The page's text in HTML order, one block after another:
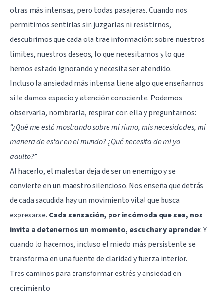
otras más intensas, pero todas pasajeras. Cuando nos
permitimos sentirlas sin juzgarlas ni resistirnos,
descubrimos que cada ola trae información: sobre nuestros
límites, nuestros deseos, lo que necesitamos y lo que
hemos estado ignorando y necesita ser atendido.
Incluso la ansiedad más intensa tiene algo que enseñarnos
si le damos espacio y atención consciente. Podemos
observarla, nombrarla, respirar con ella y preguntarnos:
“¿Qué me está mostrando sobre mi ritmo, mis necesidades, mi
manera de estar en el mundo? ¿Qué necesita de mi yo
adulto?”
Al hacerlo, el malestar deja de ser un enemigo y se
convierte en un maestro silencioso. Nos enseña que detrás
de cada sacudida hay un movimiento vital que busca
expresarse. Cada sensación, por incómoda que sea, nos
invita a detenernos un momento, escuchar yaprender. Y
cuando lo hacemos, incluso el miedo más persistente se
transforma en una fuente de claridad y fuerza interior.
Tres caminos para transformar estrés y ansiedad en
crecimiento